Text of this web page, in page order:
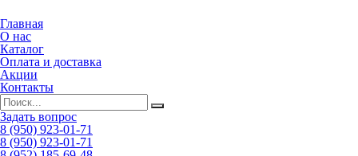
Главная
О нас
Каталог
Оплата и доставка
Акции
Контакты
Задать вопрос
8 (950) 923-01-71
8 (950) 923-01-71